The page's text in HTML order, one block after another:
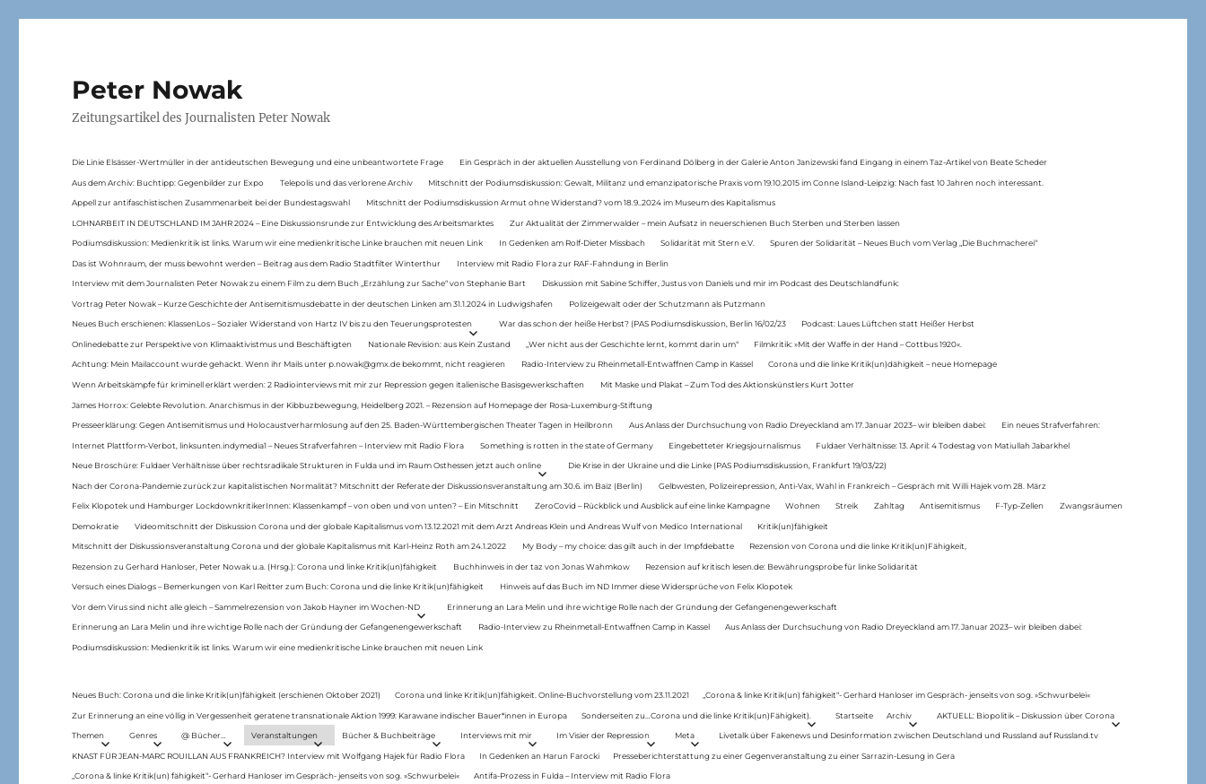
Peter Nowak
Zeitungsartikel des Journalisten Peter Nowak
Die Linie Elsässer-Wertmüller in der antideutschen Bewegung und eine unbeantwortete Frage Ein Gespräch in der aktuellen Ausstellung von Ferdinand Dölberg in der Galerie Anton Janizewski fand Eingang in einem Taz-Artikel von Beate Scheder
Aus dem Archiv: Buchtipp: Gegenbilder zur Expo Telepolis und das verlorene Archiv Mitschnitt der Podiumsdiskussion: Gewalt, Militanz und emanzipatorische Praxis vom 19.10.2015 im Conne Island-Leipzig: Nach fast 10 Jahren noch interessant.
Appell zur antifaschistischen Zusammenarbeit bei der Bundestagswahl Mitschnitt der Podiumsdiskussion Armut ohne Widerstand? vom 18.9..2024 im Museum des Kapitalismus
LOHNARBEIT IN DEUTSCHLAND IM JAHR 2024 – Eine Diskussionsrunde zur Entwicklung des Arbeitsmarktes Zur Aktualität der Zimmerwalder – mein Aufsatz in neuerschienen Buch Sterben und Sterben lassen
Podiumsdiskussion: Medienkritik ist links. Warum wir eine medienkritische Linke brauchen mit neuen Link In Gedenken am Rolf-Dieter Missbach Solidarität mit Stern e.V. Spuren der Solidarität – Neues Buch vom Verlag „Die Buchmacherei“
Das ist Wohnraum, der muss bewohnt werden – Beitrag aus dem Radio Stadtfilter Winterthur Interview mit Radio Flora zur RAF-Fahndung in Berlin
Interview mit dem Journalisten Peter Nowak zu einem Film zu dem Buch „Erzählung zur Sache“ von Stephanie Bart Diskussion mit Sabine Schiffer, Justus von Daniels und mir im Podcast des Deutschlandfunk:
Vortrag Peter Nowak – Kurze Geschichte der Antisemitismusdebatte in der deutschen Linken am 31.1.2024 in Ludwigshafen Polizeigewalt oder der Schutzmann als Putzmann
Neues Buch erschienen: KlassenLos – Sozialer Widerstand von Hartz IV bis zu den Teuerungsprotesten War das schon der heiße Herbst? (PAS Podiumsdiskussion, Berlin 16/02/23 Podcast: Laues Lüftchen statt Heißer Herbst
Onlinedebatte zur Perspektive von Klimaaktivistmus und Beschäftigten Nationale Revision: aus Kein Zustand „Wer nicht aus der Geschichte lernt, kommt darin um“ Filmkritik: »Mit der Waffe in der Hand – Cottbus 1920«.
Achtung: Mein Mailaccount wurde gehackt. Wenn ihr Mails unter p.nowak@gmx.de bekommt, nicht reagieren Radio-Interview zu Rheinmetall-Entwaffnen Camp in Kassel Corona und die linke Kritik(un)dähigkeit – neue Homepage
Wenn Arbeitskämpfe für kriminell erklärt werden: 2 Radiointerviews mit mir zur Repression gegen italienische Basisgewerkschaften Mit Maske und Plakat – Zum Tod des Aktionskünstlers Kurt Jotter
James Horrox: Gelebte Revolution. Anarchismus in der Kibbuzbewegung, Heidelberg 2021. – Rezension auf Homepage der Rosa-Luxemburg-Stiftung
Presseerklärung: Gegen Antisemitismus und Holocaustverharmlosung auf den 25. Baden-Württembergischen Theater Tagen in Heilbronn Aus Anlass der Durchsuchung von Radio Dreyeckland am 17.Januar 2023– wir bleiben dabei: Ein neues Strafverfahren:
Internet Plattform-Verbot, linksunten.indymedia1 – Neues Strafverfahren – Interview mit Radio Flora Something is rotten in the state of Germany Eingebetteter Kriegsjournalismus Fuldaer Verhältnisse: 13. April: 4 Todestag von Matiul­lah Jabarkhel
Neue Broschüre: Fuldaer Verhältnisse über rechtsradikale Strukturen in Fulda und im Raum Osthessen jetzt auch online Die Krise in der Ukraine und die Linke (PAS Podiumsdiskussion, Frankfurt 19/03/22)
Nach der Corona-Pandemie zurück zur kapitalistischen Normalität? Mitschnitt der Referate der Diskussionsveranstaltung am 30.6. im Baiz (Berlin) Gelbwesten, Polizeirepression, Anti-Vax, Wahl in Frankreich – Gespräch mit Willi Hajek vom 28. März
Felix Klopotek und Hamburger LockdownkritikerInnen: Klassenkampf – von oben und von unten? – Ein Mitschnitt ZeroCovid – Rückblick und Ausblick auf eine linke Kampagne Wohnen Streik Zahltag Antisemitismus F-Typ-Zellen Zwangsräumen
Demokratie Videomitschnitt der Diskussion Corona und der globale Kapitalismus vom 13.12.2021 mit dem Arzt Andreas Klein und Andreas Wulf von Medico International Kritik(un)fähigkeit
Mitschnitt der Diskussionsveranstaltung Corona und der globale Kapitalismus mit Karl-Heinz Roth am 24.1.2022 My Body – my choice: das gilt auch in der Impfdebatte Rezension von Corona und die linke Kritik(un)Fähigkeit,
Rezension zu Gerhard Hanloser, Peter Nowak u.a. (Hrsg.): Corona und linke Kritik(un)fähigkeit Buchhinweis in der taz von Jonas Wahmkow Rezension auf kritisch lesen.de: Bewährungsprobe für linke Solidarität
Versuch eines Dialogs – Bemerkungen von Karl Reitter zum Buch: Corona und die linke Kritik(un)fähigkeit Hinweis auf das Buch im ND Immer diese Widersprüche von Felix Klopotek
Vor dem Virus sind nicht alle gleich – Sammelrezension von Jakob Hayner im Wochen-ND Erinnerung an Lara Melin und ihre wichtige Rolle nach der Gründung der Gefangenengewerkschaft
Erinnerung an Lara Melin und ihre wichtige Rolle nach der Gründung der Gefangenengewerkschaft Radio-Interview zu Rheinmetall-Entwaffnen Camp in Kassel Aus Anlass der Durchsuchung von Radio Dreyeckland am 17.Januar 2023– wir bleiben dabei:
Podiumsdiskussion: Medienkritik ist links. Warum wir eine medienkritische Linke brauchen mit neuen Link
Neues Buch: Corona und die linke Kritik(un)fähigkeit (erschienen Oktober 2021) Corona und linke Kritik(un)fähigkeit. Online-Buchvorstellung vom 23.11.2021 „Corona & linke Kritik(un) fähigkeit“- Gerhard Hanloser im Gespräch- jenseits von sog. »Schwurbelei«
Zur Erinnerung an eine völlig in Vergessenheit geratene transnationale Aktion 1999: Karawane indischer Bauer*innen in Europa Sonderseiten zu…Corona und die linke Kritik(un)Fähigkeit). Startseite Archiv AKTUELL: Biopolitik – Diskussion über Corona
Themen Genres @ Bücher… Veranstaltungen Bücher & Buchbeiträge Interviews mit mir Im Visier der Repression Meta Livetalk über Fakenews und Desinformation zwischen Deutschland und Russland auf Russland.tv
KNAST FÜR JEAN-MARC ROUILLAN AUS FRANKREICH? Interview mit Wolfgang Hajek für Radio Flora In Gedenken an Harun Farocki Presseberichterstattung zu einer Gegenveranstaltung zu einer Sarrazin-Lesung in Gera
„Corona & linke Kritik(un) fähigkeit“- Gerhard Hanloser im Gespräch- jenseits von sog. »Schwurbelei« Antifa-Prozess in Fulda – Interview mit Radio Flora